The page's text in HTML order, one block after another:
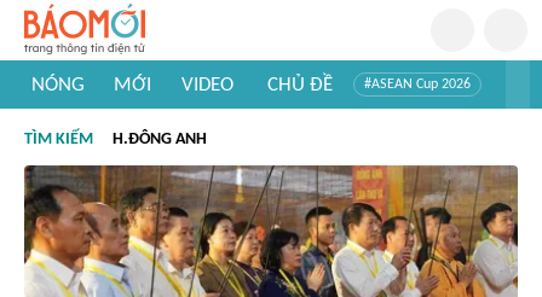
NÓNG MỚI VIDEO CHỦ ĐỀ #ASEAN Cup 2026
#Khám phá thế giới
TÌM KIẾM H.ĐÔNG ANH